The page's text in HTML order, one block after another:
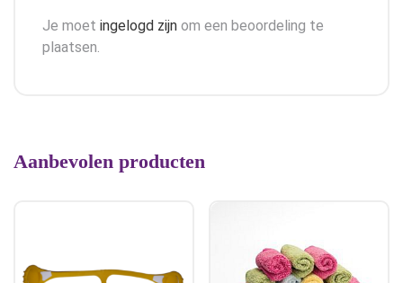
Je moet ingelogd zijn om een beoordeling te
plaatsen.
Aanbevolen producten